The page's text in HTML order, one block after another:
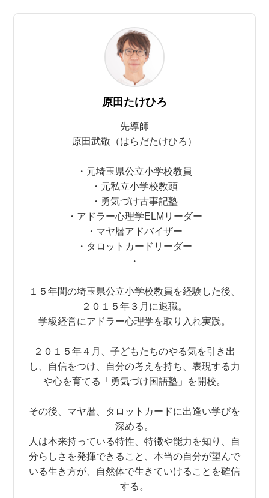
原田たけひろ
先導師
原田武敬（はらだたけひろ）
・元埼玉県公立小学校教員
・元私立小学校教頭
・勇気づけ古事記塾
・アドラー心理学ELMリーダー
・マヤ暦アドバイザー
・タロットカードリーダー
・
１５年間の埼玉県公立小学校教員を経験した後、
２０１５年３月に退職。
学級経営にアドラー心理学を取り入れ実践。
２０１５年４月、子どもたちのやる気を引き出
し、自信をつけ、自分の考えを持ち、表現する力
や心を育てる「勇気づけ国語塾」を開校。
その後、マヤ暦、タロットカードに出逢い学びを
深める。
人は本来持っている特性、特徴や能力を知り、自
分らしさを発揮できること、本当の自分が望んで
いる生き方が、自然体で生きていけることを確信
する。